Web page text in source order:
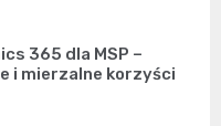
365 dla MSP –
i mierzalne korzyści